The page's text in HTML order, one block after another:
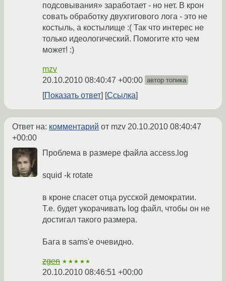
подсовывания» заработает - но нет. В крон
совать обработку двухгигового лога - это не
костыль, а костылище :( Так что интерес не
только идеологический. Помогите кто чем
может! :)
mzv
20.10.2010 08:40:47 +00:00 автор топика
Показать ответ Ссылка
Ответ на: комментарий от mzv 20.10.2010 08:40:47
+00:00
Проблема в размере файла access.log
squid -k rotate
в кроне спасет отца русской демократии.
Т.е. будет укорачивать log файл, чтобы он не
достигал такого размера.
Бага в sams'е очевидно.
zgen ★★★★★
20.10.2010 08:46:51 +00:00